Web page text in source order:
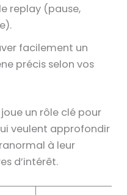
replay (pause,
facilement un
précis selon vos
un rôle clé pour
veulent approfondir
à leur
d’intérêt.